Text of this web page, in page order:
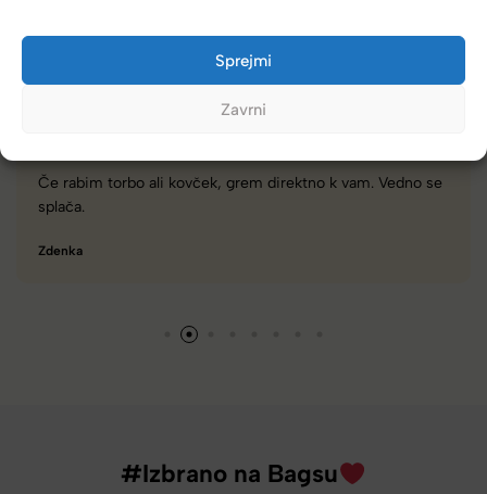
Sprejmi
Zavrni
izbire.
k vam. Vedno se
Zelo dobra trgovina za torbe in
#Izbrano na Bagsu